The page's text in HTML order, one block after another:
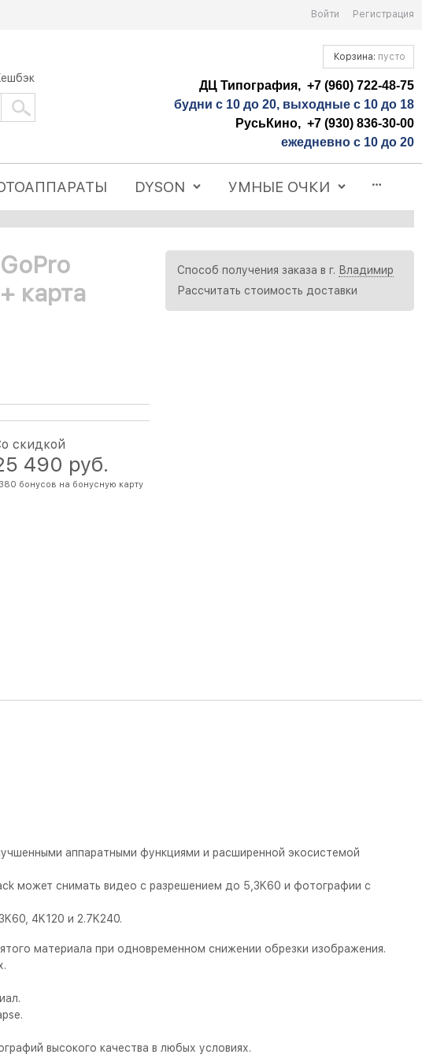
Войти Регистрация
Корзина: пусто
ДЦ Типография, +7 (960) 722-48-75
будни с 10 до 20, выходные с 10 до 18
РусьКино, +7 (930) 836-30-00
ежедневно с 10 до 20
DYSON УМНЫЕ ОЧКИ
карта
490 руб.
бонусов на бонусную карту
скидкой
Способ получения заказа в г. Владимир
Рассчитать стоимость доставки
аппаратными функциями и расширенной экосистемой
может снимать видео с разрешением до 5,3K60 и фотографии с
4K120 и 2.7K240.
материала при одновременном снижении обрезки изображения.
высокого качества в любых условиях.